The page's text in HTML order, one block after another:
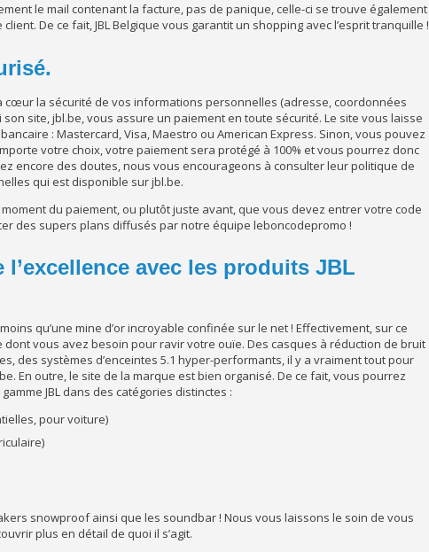
le mail contenant la facture, pas de panique, celle-ci se trouve également
De ce fait, JBL Belgique vous garantit un shopping avec l’esprit tranquille !
cœur la sécurité de vos informations personnelles (adresse, coordonnées
son site, jbl.be, vous assure un paiement en toute sécurité. Le site vous laisse
: Mastercard, Visa, Maestro ou American Express. Sinon, vous pouvez
votre choix, votre paiement sera protégé à 100% et vous pourrez donc
encore des doutes, nous vous encourageons à consulter leur politique de
qui est disponible sur jbl.be.
moment du paiement, ou plutôt juste avant, que vous devez entrer votre code
des supers plans diffusés par notre équipe leboncodepromo !
l’excellence avec les produits JBL
qu’une mine d’or incroyable confinée sur le net ! Effectivement, sur ce
vous avez besoin pour ravir votre ouïe. Des casques à réduction de bruit
des systèmes d’enceintes 5.1 hyper-performants, il y a vraiment tout pour
En outre, le site de la marque est bien organisé. De ce fait, vous pourrez
JBL dans des catégories distinctes :
pour voiture)
snowproof ainsi que les soundbar ! Nous vous laissons le soin de vous
plus en détail de quoi il s’agit.